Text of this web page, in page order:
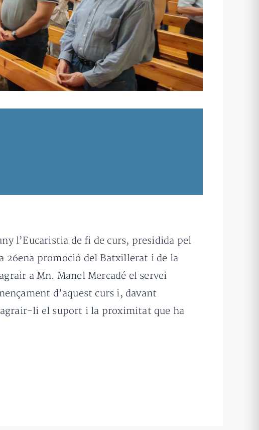
l’Eucaristia de fi de curs, presidida pel
26ena promoció del Batxillerat i de la
a Mn. Manel Mercadé el servei
d’aquest curs i, davant
agrair-li el suport i la proximitat que ha